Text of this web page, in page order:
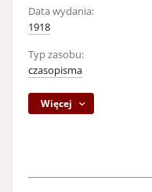
Data wydania:
1918
Typ zasobu:
czasopisma
Więcej